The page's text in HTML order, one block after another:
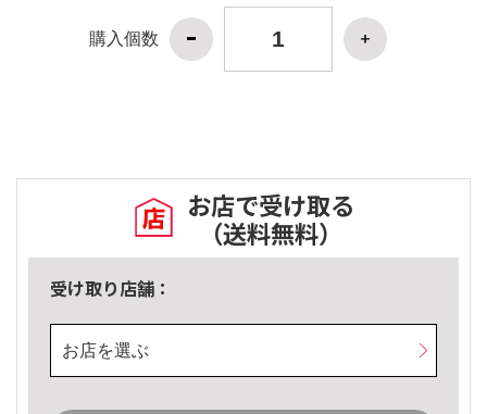
購入個数
お店で受け取る
（送料無料）
受け取り店舗：
お店を選ぶ